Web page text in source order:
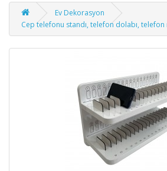
Ev Dekorasyon
Cep telefonu standı, telefon dolabı, telefon